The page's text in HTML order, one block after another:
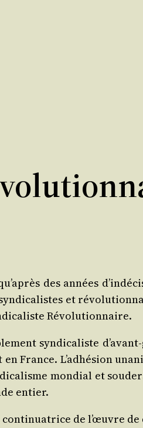
des années
et
Révolutionnaire.
syn­di­ca­liste
L’adhésion
mon­dial et
entier.
de l’œuvre